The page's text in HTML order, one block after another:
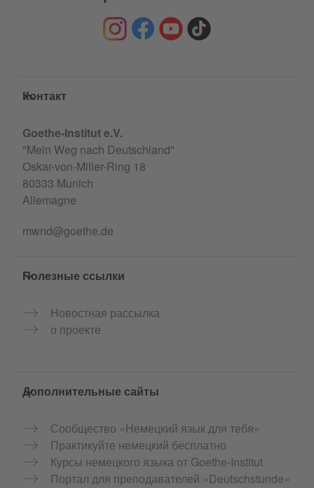
Service- und Informationsbereich
Контакт
Goethe-Institut e.V.
"Mein Weg nach Deutschland"
Oskar-von-Miller-Ring 18
80333 Munich
Allemagne
mwnd@goethe.de
Полезные ссылки
Новостная рассылка
о проекте
Дополнительные сайты
Сообщество «Немецкий язык для тебя»
Практикуйте немецкий бесплатно
Курсы немецкого языка от Goethe-Institut
Портал для преподавателей «Deutschstunde»